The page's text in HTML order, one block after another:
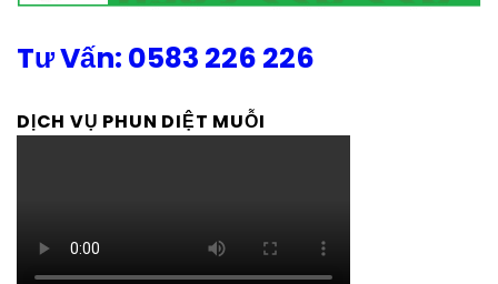
Tư Vấn: 0583 226 226
DỊCH VỤ PHUN DIỆT MUỖI